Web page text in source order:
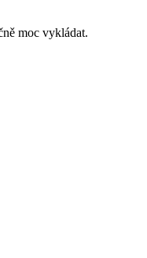
moc vykládat.